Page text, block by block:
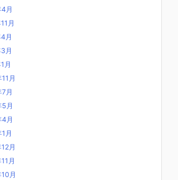
月
月
月
月
月
月
月
月
月
月
月
月
月